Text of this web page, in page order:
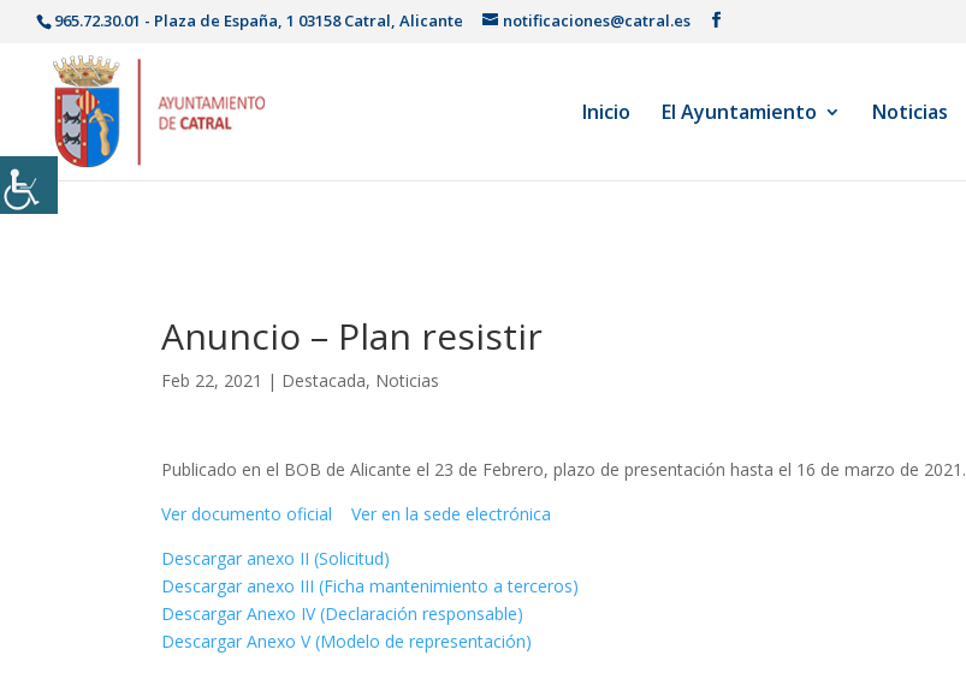
965.72.30.01 - Plaza de España, 1 03158 Catral, Alicante notificaciones@catral.es
Inicio El Ayuntamiento Noticias
Anuncio – Plan resistir
Feb 22, 2021 | Destacada, Noticias
Publicado en el BOB de Alicante el 23 de Febrero, plazo de presentación hasta el 16 de marzo de 2021.
Ver documento oficial
Ver en la sede electrónica
Descargar anexo II (Solicitud)
Descargar anexo III (Ficha mantenimiento a terceros)
Descargar Anexo IV (Declaración responsable)
Descargar Anexo V (Modelo de representación)